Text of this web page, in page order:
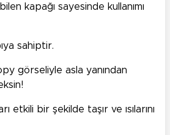
kapağı sayesinde kullanımı
sahiptir.
görseliyle asla yanından
etkili bir şekilde taşır ve ısılarını